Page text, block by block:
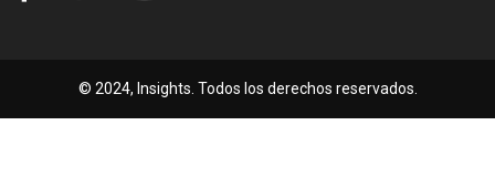
© 2024, Insights. Todos los derechos reservados.